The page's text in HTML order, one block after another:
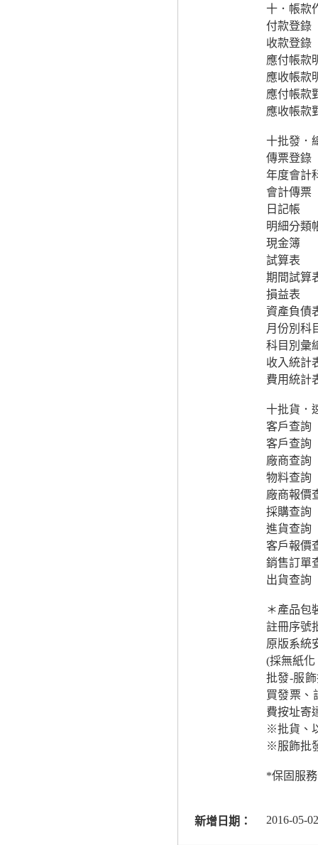
十．帳款
付款登錄
收款登錄
應付帳款
應收帳款
應付帳款
應收帳款
十批發．
傳票登錄
年度會計
會計傳票
日記帳
明細分類
現金簿
試算表
期間試算
損益表
資產負債
月份別科
科目別彙
收入統計
費用統計
十批貨．
客戶查詢
客戶查詢
廠商查詢
物料查詢
廠商報價
採購查詢
進貨查詢
客戶報價
銷售訂單
出貨查詢
＊產品包
註冊序號
原版系統
(採無紙
批發-服
買發票、
費按址寄
※批貨、
※服飾批
*保固服
新增日期： 2016-05-